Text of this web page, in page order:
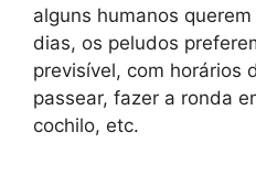
alguns humanos
dias, os peludos
previsível, com horários
passear, fazer a ronda
cochilo, etc.